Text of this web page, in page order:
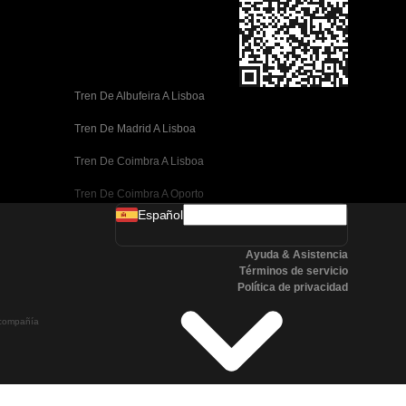
Tren De Albufeira A Lisboa
Tren De Madrid A Lisboa
Tren De Coimbra A Lisboa
Tren De Coimbra A Oporto
Tren De Valencia A Barcelona
Tren De Málaga A Madrid
Español
Ayuda & Asistencia
Términos de servicio
Política de privacidad